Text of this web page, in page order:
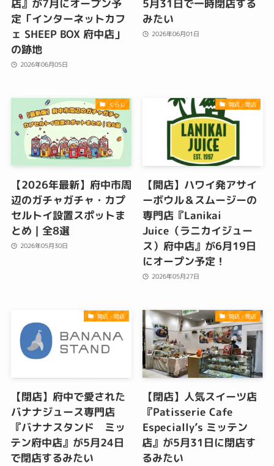
店』が7月にオープン予
定「インターネットカフ
ェ SHEEP BOX 府中店」
の跡地
2026年06月05日
5月31日で一時閉店する
みたい
2026年06月01日
くらし
【2026年最新】府中市周
辺のガチャガチャ・カプ
セルトイ設置スポットま
とめ｜全8選
2026年05月30日
開店・閉店
【開店】ハワイ発アサイ
ーボウル＆スムージーの
専門店『Lanikai
Juice（ラニカイジュー
ス）府中店』が6月19日
にオープン予定！
2026年05月27日
開店・閉店
【閉店】府中で愛された
バナナジュース専門店
『バナナスタンド ミッ
テン府中店』が5月24日
で閉店するみたい
開店・閉店
【閉店】人気スイーツ店
『Patisserie Cafe
Especially’s ミッテン
店』が5月31日に閉店す
るみたい